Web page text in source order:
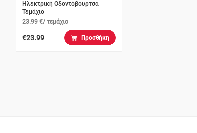
Ηλεκτρική Οδοντόβουρτσα
Τεμάχιο
23.99 €/ τεμάχιο
€23.99 Προσθήκη